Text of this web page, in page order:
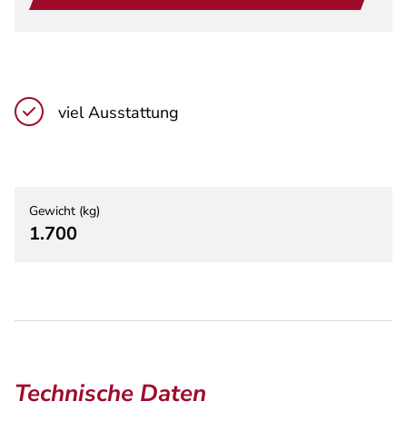
viel Ausstattung
Gewicht (kg)
1.700
Technische Daten